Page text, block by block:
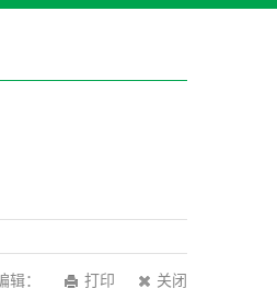
关闭
打印
辑：